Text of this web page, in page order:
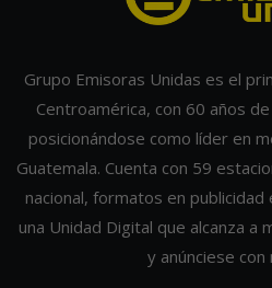
Grupo Emisoras Unidas es el
Centroamérica, con 60 años
posicionándose como líder en
Guatemala. Cuenta con 59
nacional, formatos en
una Unidad Digital que alcanza a
y anúnciese